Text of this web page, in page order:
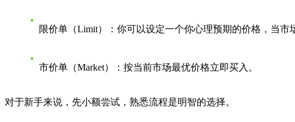
限价单（Limit） ：你可以设定一个你心理预期的价格，当市
市价单（Market） ：按当前市场最优价格立即买入。
对于新手来说，先小额尝试，熟悉流程是明智的选择。